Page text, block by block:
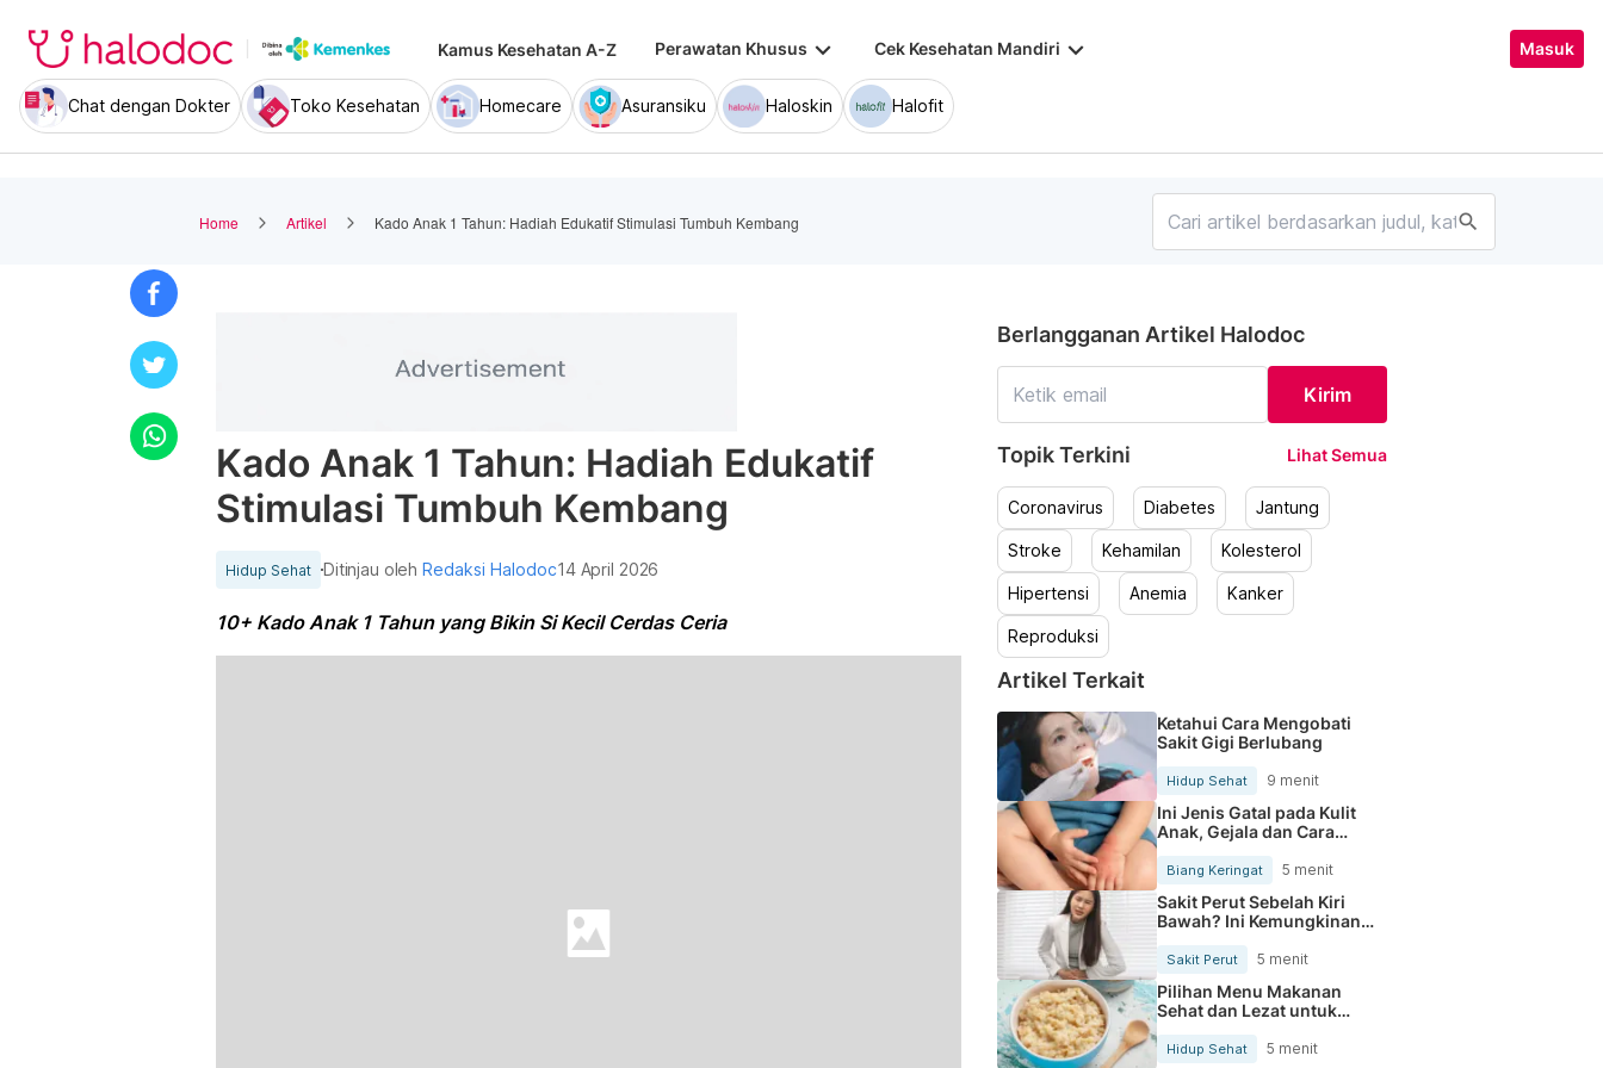
Kamus Kesehatan A-Z Perawatan Khusus keyboard_arrow_down Cek Kesehatan Mandiri keyboard_arrow_down Masuk
Chat dengan Dokter Toko Kesehatan Homecare Asuransiku Haloskin Halofit
Home Artikel Kado Anak 1 Tahun: Hadiah Edukatif Stimulasi Tumbuh Kembang search
Kado Anak 1 Tahun: Hadiah Edukatif
Stimulasi Tumbuh Kembang
Hidup Sehat Ditinjau olehRedaksi Halodoc14 April 2026
10+ Kado Anak 1 Tahun yang Bikin Si Kecil Cerdas Ceria
Berlangganan Artikel Halodoc
Kirim
Topik Terkini Lihat Semua
Coronavirus Diabetes Jantung
Stroke Kehamilan Kolesterol
Hipertensi Anemia Kanker
Reproduksi
Artikel Terkait
Ketahui Cara Mengobati
Sakit Gigi Berlubang
Hidup Sehat 9 menit
Ini Jenis Gatal pada Kulit
Anak, Gejala dan Cara
Mengobatinya
Biang Keringat 5 menit
Sakit Perut Sebelah Kiri
Bawah? Ini Kemungkinan
Sakit Perut 5 menit
Pilihan Menu Makanan
Sehat dan Lezat untuk
Mengurangi Kolesterol
Hidup Sehat 5 menit